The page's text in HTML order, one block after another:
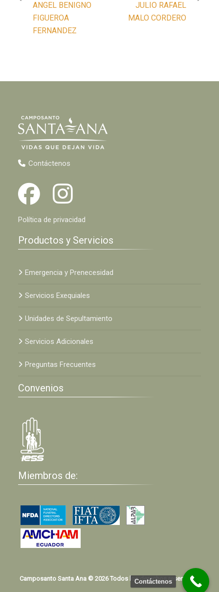
ANGEL BENIGNO
FIGUEROA
FERNANDEZ
JULIO RAFAEL
MALO CORDERO
Contáctenos
Política de privacidad
Productos y Servicios
Emergencia y Prenecesidad
Servicios Exequiales
Unidades de Sepultamiento
Servicios Adicionales
Preguntas Frecuentes
Convenios
Miembros de:
Camposanto Santa Ana © 2026 Todos los derechos reservados
Contáctenos